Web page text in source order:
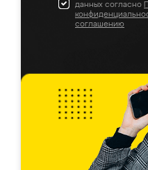
данных согласно
соглашению